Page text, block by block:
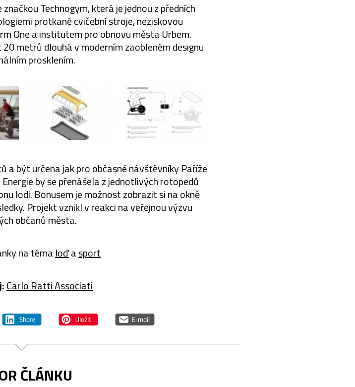
Technogym, která je jednou z předních
protkané cvičební stroje, neziskovou
One a institutem pro obnovu města Urbem.
metrů dlouhá v moderním zaobleném designu
prosklením.
a být určena jak pro občasné návštěvníky Paříže
by se přenášela z jednotlivých rotopedů
lodi. Bonusem je možnost zobrazit si na okně
Projekt vznikl v reakci na veřejnou výzvu
občanů města.
na téma loďasport
Carlo Ratti Associati
ČLÁNKU